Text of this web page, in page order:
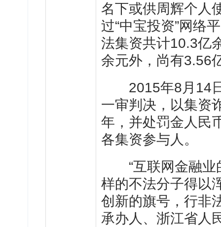
名下或供周辉个人
过“中宝投资”网络
法集资共计10.3亿
余元外，尚有3.56
2015年8月14日
一审判决，以集资
年，并处罚金人民
各集资参与人。
“互联网金融业
样的不法分子得以
创新的旗号，行非
承办人、浙江省人